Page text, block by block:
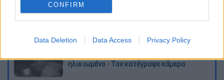
CONFIRM
Data Deletion Data Access Privacy Policy
Δημιούργησαν με AI νέους ιούς μέσα σε
λίγες ώρες - Γιατί προβληματίζονται οι
επιστήμονες
ηλικιωμένο - Τον κατέγραψε κάμερα